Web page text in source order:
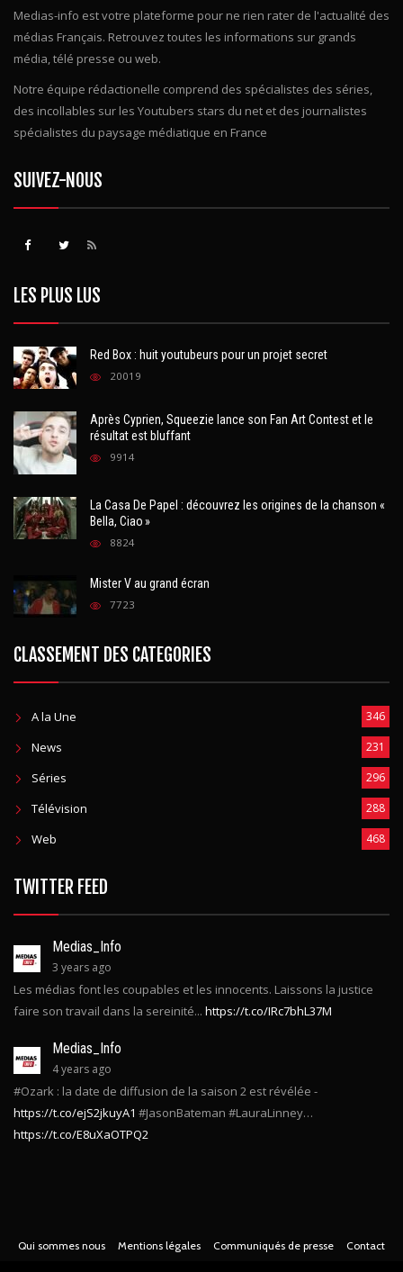
Medias-info est votre plateforme pour ne rien rater de l'actualité des
médias Français. Retrouvez toutes les informations sur grands
média, télé presse ou web.
Notre équipe rédactionelle comprend des spécialistes des séries,
des incollables sur les Youtubers stars du net et des journalistes
spécialistes du paysage médiatique en France
SUIVEZ-NOUS
LES PLUS LUS
Red Box : huit youtubeurs pour un projet secret
20019
Après Cyprien, Squeezie lance son Fan Art Contest et le
résultat est bluffant
9914
La Casa De Papel : découvrez les origines de la chanson «
Bella, Ciao »
8824
Mister V au grand écran
7723
CLASSEMENT DES CATEGORIES
A la Une 346
News 231
Séries 296
Télévision 288
Web 468
TWITTER FEED
Medias_Info
3 years ago
Les médias font les coupables et les innocents. Laissons la justice
faire son travail dans la sereinité... https://t.co/IRc7bhL37M
Medias_Info
4 years ago
#Ozark : la date de diffusion de la saison 2 est révélée -
https://t.co/ejS2jkuyA1 #JasonBateman #LauraLinney…
https://t.co/E8uXaOTPQ2
Qui sommes nous Mentions légales Communiqués de presse Contact